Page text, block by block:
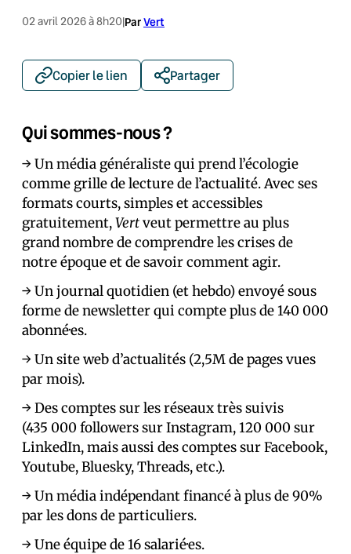
02 avril 2026 à 8h20|ParVert
Copier le lien Partager
Qui sommes-nous ?
→ Un média généraliste qui prend l’écologie
comme grille de lecture de l’actualité. Avec ses
formats courts, simples et accessibles
gratuitement,Vertveut permettre au plus
grand nombre de comprendre les crises de
notre époque et de savoir comment agir.
→ Un journal quotidien (et hebdo) envoyé sous
forme de newsletter qui compte plus de 140 000
abonné·es.
→ Un site web d’actualités (2,5M de pages vues
par mois).
→ Des comptes sur les réseaux très suivis
(435 000 followers sur Instagram, 120 000 sur
LinkedIn, mais aussi des comptes sur Facebook,
Youtube, Bluesky, Threads, etc.).
→ Un média indépendant financé à plus de 90%
par les dons de particuliers.
→ Une équipe de 16 salarié·es.